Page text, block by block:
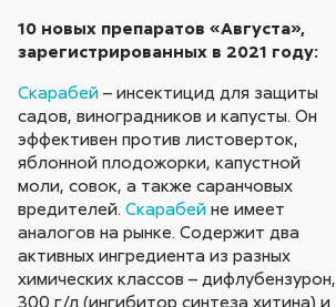
10 новых препаратов «Августа»,
зарегистрированных в 2021 году:
Скарабей – инсектицид для защиты
садов, виноградников и капусты. Он
эффективен против листоверток,
яблонной плодожорки, капустной
моли, совок, а также саранчовых
вредителей.Скарабей не имеет
аналогов на рынке. Содержит два
активных ингредиента из разных
химических классов – дифлубензурон,
300 г/л (ингибитор синтеза хитина) и